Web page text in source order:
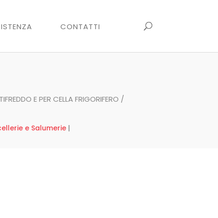
CONTATTI
E PER CELLA FRIGORIFERO /
e Salumerie|